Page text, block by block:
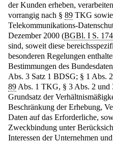
der Kunden erheben,
vorrangig nach § 89 TKG
Telekommunikations-
Dezember 2000 (BGBl. I S.
sind, soweit diese
besonderen Regelungen
Bestimmungen des
Abs. 3 Satz 1 BDSG; § 1 Abs.
89 Abs. 1 TKG, § 3 Abs. 2
Grundsatz der
Beschränkung der Erhebung,
Daten auf das Erforderliche,
Zweckbindung unter
Interessen der Unternehmen